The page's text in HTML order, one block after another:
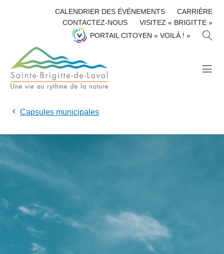
CALENDRIER DES ÉVÉNEMENTS
CARRIÈRE
CONTACTEZ-NOUS
VISITEZ « BRIGITTE »
PORTAIL CITOYEN « VOILÀ ! »
H
R
Capsules municipales